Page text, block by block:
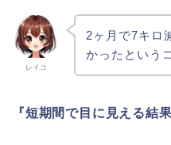
レイコ
2ヶ月で7キロ
かったという
『短期間で目に見える結